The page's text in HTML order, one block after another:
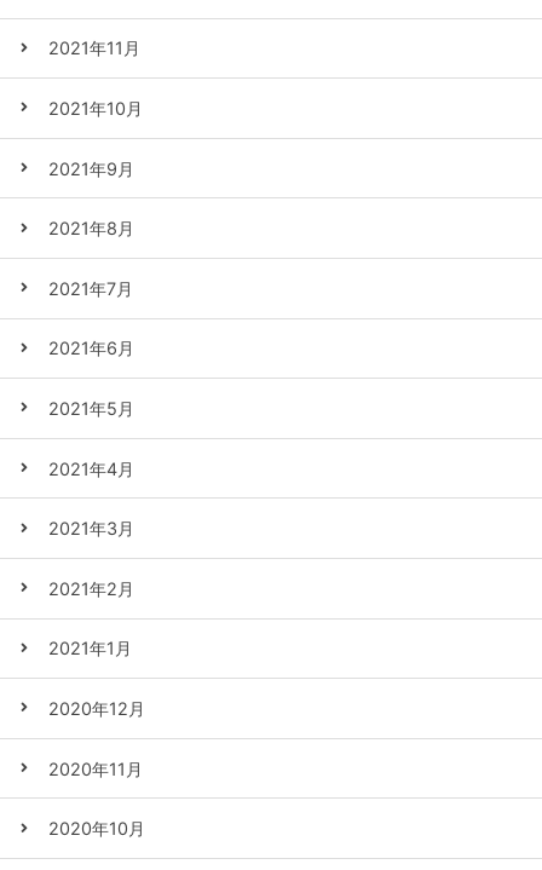
2021年11月
2021年10月
2021年9月
2021年8月
2021年7月
2021年6月
2021年5月
2021年4月
2021年3月
2021年2月
2021年1月
2020年12月
2020年11月
2020年10月